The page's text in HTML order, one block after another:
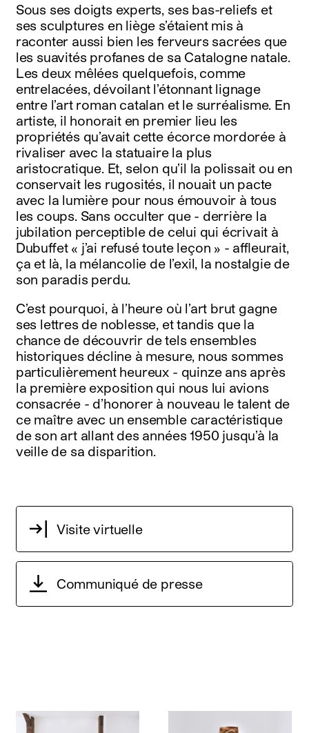
Sous ses doigts experts, ses bas-reliefs et
ses sculptures en liège s’étaient mis à
raconter aussi bien les ferveurs sacrées que
les suavités profanes de sa Catalogne natale.
Les deux mêlées quelquefois, comme
entrelacées, dévoilant l’étonnant lignage
entre l’art roman catalan et le surréalisme. En
artiste, il honorait en premier lieu les
propriétés qu’avait cette écorce mordorée à
rivaliser avec la statuaire la plus
aristocratique. Et, selon qu’il la polissait ou en
conservait les rugosités, il nouait un pacte
avec la lumière pour nous émouvoir à tous
les coups. Sans occulter que - derrière la
jubilation perceptible de celui qui écrivait à
Dubuffet « j’ai refusé toute leçon » - affleurait,
ça et là, la mélancolie de l’exil, la nostalgie de
son paradis perdu.
C’est pourquoi, à l’heure où l’art brut gagne
ses lettres de noblesse, et tandis que la
chance de découvrir de tels ensembles
historiques décline à mesure, nous sommes
particulièrement heureux - quinze ans après
la première exposition qui nous lui avions
consacrée - d’honorer à nouveau le talent de
ce maître avec un ensemble caractéristique
de son art allant des années 1950 jusqu’à la
veille de sa disparition.
Visite virtuelle
Communiqué de presse